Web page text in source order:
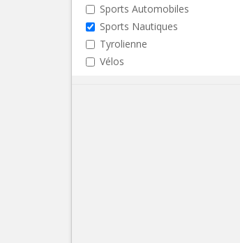
Sports Automobiles
Sports Nautiques
Tyrolienne
Vélos